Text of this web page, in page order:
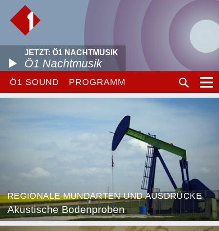
JETZT: Ö1 NACHTMUSIK
Ö1 Nachtmusik
Ö1 SOUND PROGRAMM
REGIONALE MUNDARTEN UND AUSDRÜCKE
Akustische Bodenproben